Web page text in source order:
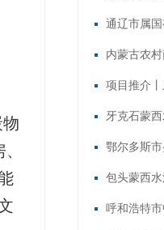
包头蒙西